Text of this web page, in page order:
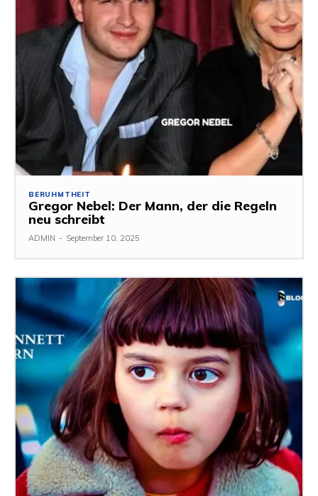
BERUHMTHEIT
Gregor Nebel: Der Mann, der die Regeln
neu schreibt
ADMIN - September 10, 2025